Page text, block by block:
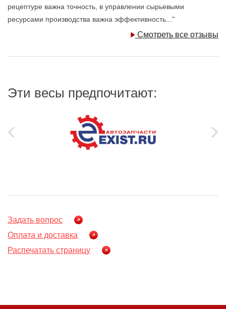
рецептуре важна точность, в управлении сырьевыми
ресурсами производства важна эффективность..."
Смотреть все отзывы
Эти весы предпочитают:
Задать вопрос
Оплата и доставка
Распечатать страницу